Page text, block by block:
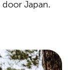
Japan.